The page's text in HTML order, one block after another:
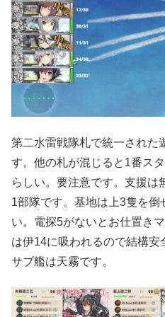
第二水雷戦隊札で統一された
す。他の札が混じると1番ス
らしい。要注意です。支援は
1部隊です。基地は上3隻を
い。電探5がないとお仕置き
は伊14に吸われるので結構
サブ艦は天霧です。